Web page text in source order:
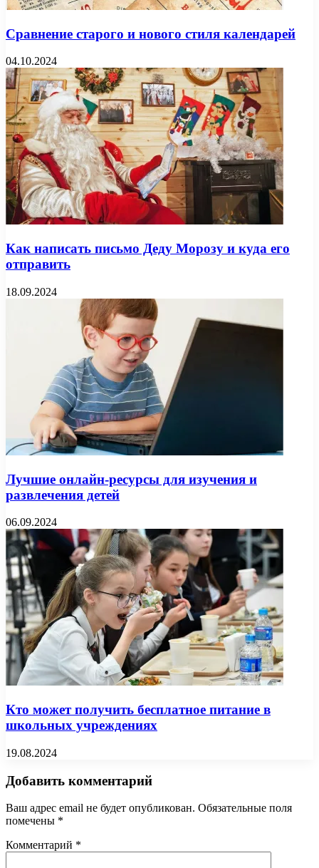
Сравнение старого и нового стиля календарей
04.10.2024
Как написать письмо Деду Морозу и куда его
отправить
18.09.2024
Лучшие онлайн-ресурсы для изучения и
развлечения детей
06.09.2024
Кто может получить бесплатное питание в
школьных учреждениях
19.08.2024
Добавить комментарий
Ваш адрес email не будет опубликован. Обязательные поля
помечены *
Комментарий *